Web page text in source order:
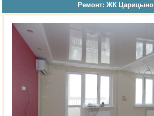
Ремонт: ЖК Царицыно